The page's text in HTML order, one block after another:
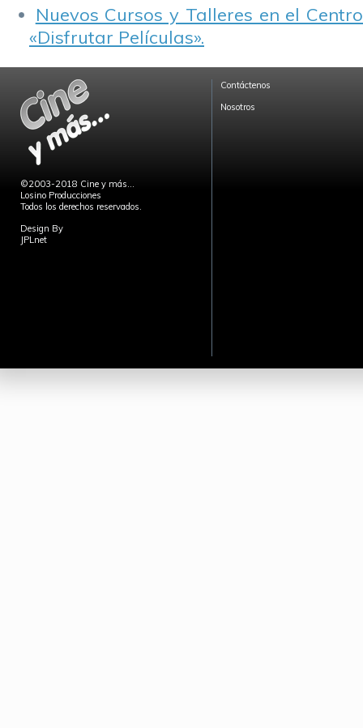
Nuevos Cursos y Talleres en el
«Disfrutar Películas».
©2003-2018 Cine y más...
Losino Producciones
Todos los derechos reservados.
Design By
JPLnet
Contáctenos
Nosotros